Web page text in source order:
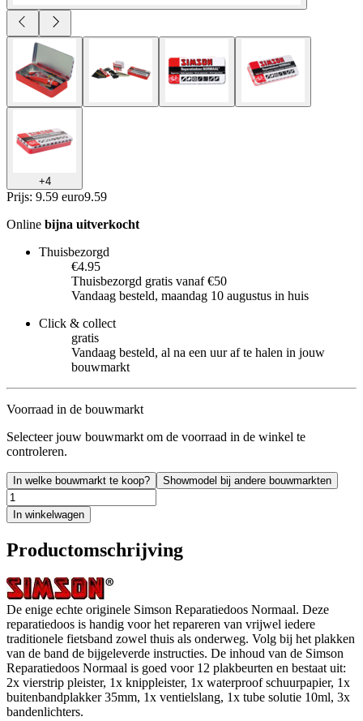
+4
Prijs: 9.59 euro9.59
Online bijna uitverkocht
Thuisbezorgd
€4.95
Thuisbezorgd gratis vanaf €50
Vandaag besteld, maandag 10 augustus in huis
Click & collect
gratis
Vandaag besteld, al na een uur af te halen in jouw
bouwmarkt
Voorraad in de bouwmarkt
Selecteer jouw bouwmarkt om de voorraad in de winkel te
controleren.
In welke bouwmarkt te koop? Showmodel bij andere bouwmarkten
In winkelwagen
Productomschrijving
De enige echte originele Simson Reparatiedoos Normaal. Deze
reparatiedoos is handig voor het repareren van vrijwel iedere
traditionele fietsband zowel thuis als onderweg. Volg bij het plakken
van de band de bijgeleverde instructies. De inhoud van de Simson
Reparatiedoos Normaal is goed voor 12 plakbeurten en bestaat uit:
2x vierstrip pleister, 1x knippleister, 1x waterproof schuurpapier, 1x
buitenbandplakker 35mm, 1x ventielslang, 1x tube solutie 10ml, 3x
bandenlichters.